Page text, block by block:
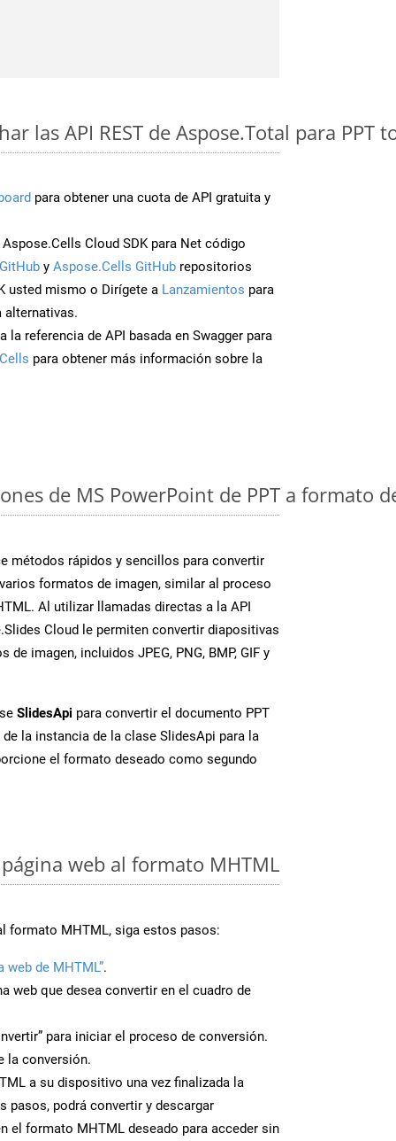
las API REST de Aspose.Total para PPT
para obtener una cuota de API gratuita y
Cloud SDK para Net código
y Aspose.Cells GitHub repositorios
usted mismo o Dirígete a Lanzamientos para
alternativas.
la referencia de API basada en Swagger para
para obtener más información sobre la
de MS PowerPoint de PPT a formato
métodos rápidos y sencillos para convertir
formatos de imagen, similar al proceso
Al utilizar llamadas directas a la API
Cloud le permiten convertir diapositivas
imagen, incluidos JPEG, PNG, BMP, GIF y
SlidesApi para convertir el documento PPT
de la instancia de la clase SlidesApi para la
el formato deseado como segundo
web al formato MHTML
formato MHTML, siga estos pasos:
web de MHTML”.
web que desea convertir en el cuadro de
para iniciar el proceso de conversión.
la conversión.
a su dispositivo una vez finalizada la
pasos, podrá convertir y descargar
el formato MHTML deseado para acceder sin